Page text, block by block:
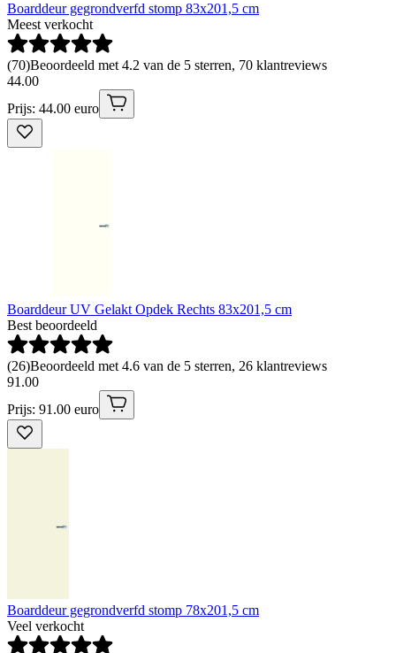
Boarddeur gegrondverfd stomp 83x201,5 cm
Meest verkocht
(70)Beoordeeld met 4.2 van de 5 sterren, 70 klantreviews
44.00
Prijs: 44.00 euro
Boarddeur UV Gelakt Opdek Rechts 83x201,5 cm
Best beoordeeld
(26)Beoordeeld met 4.6 van de 5 sterren, 26 klantreviews
91 .00
Prijs: 91.00 euro
Boarddeur gegrondverfd stomp 78x201,5 cm
Veel verkocht